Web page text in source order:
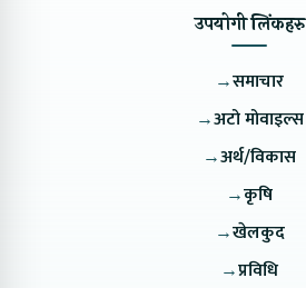
उपयोगी लिंकहरु
→समाचार
→अटो मोवाइल्स
→अर्थ/विकास
→कृषि
→खेलकुद
→प्रविधि